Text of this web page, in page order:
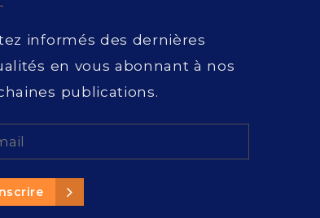
informés des dernières
en vous abonnant à nos
publications.